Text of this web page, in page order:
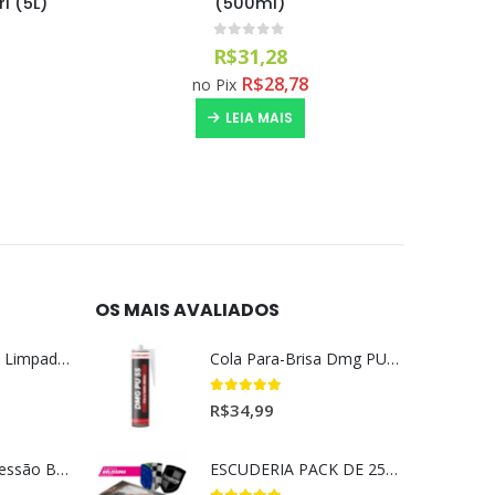
out of 5
R$39,99
no Pix R$36,79
COMPRAR
Magil Clean Ultra Limpador AutoClean Uso Geral 5L
Lavadora Alta Pressão Bateria 18v 1bat 3a Makita Dhw180zc
OS MAIS AVALIADOS
Cola Para-Brisa Dmg PU55 Secagem Rápida (400gr)
5.00
R$34,99
ESCUDERIA PACK DE 25UN BELISSIMA